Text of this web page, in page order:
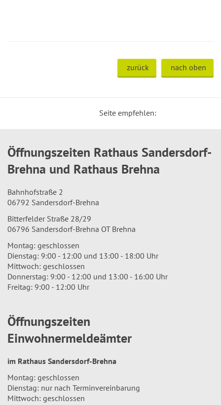
zurück nach oben
Seite empfehlen:
Öffnungszeiten Rathaus Sandersdorf-
Brehna und Rathaus Brehna
Bahnhofstraße 2
06792 Sandersdorf-Brehna
Bitterfelder Straße 28/29
06796 Sandersdorf-Brehna OT Brehna
Montag: geschlossen
Dienstag: 9:00 - 12:00 und 13:00 - 18:00 Uhr
Mittwoch: geschlossen
Donnerstag: 9:00 - 12:00 und 13:00 - 16:00 Uhr
Freitag: 9:00 - 12:00 Uhr
Öffnungszeiten
Einwohnermeldeämter
im Rathaus Sandersdorf-Brehna
Montag: geschlossen
Dienstag: nur nach Terminvereinbarung
Mittwoch: geschlossen